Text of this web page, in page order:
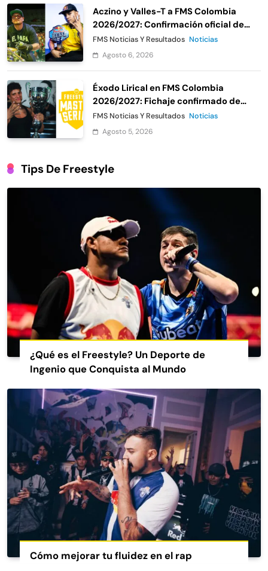
Aczino y Valles-T a FMS Colombia
2026/2027: Confirmación oficial de
Urban Roosters
FMS Noticias Y Resultados Noticias
Agosto 6, 2026
Éxodo Lirical en FMS Colombia
2026/2027: Fichaje confirmado de
Urban Roosters
FMS Noticias Y Resultados Noticias
Agosto 5, 2026
Tips De Freestyle
¿Qué es el Freestyle? Un Deporte de
Ingenio que Conquista al Mundo
Cómo mejorar tu fluidez en el rap